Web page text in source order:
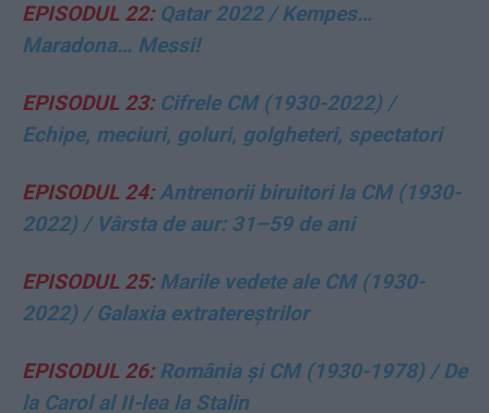
EPISODUL 22:Qatar 2022 / Kempes…
Maradona… Messi!
EPISODUL 23:Cifrele CM (1930-2022) /
Echipe, meciuri, goluri, golgheteri, spectatori
EPISODUL 24:Antrenorii biruitori la CM (1930-
2022) / Vârsta de aur: 31–59 de ani
EPISODUL 25:Marile vedete ale CM (1930-
2022) / Galaxia extratereștrilor
EPISODUL 26:România și CM (1930-1978) / De
la Carol al II-lea la Stalin